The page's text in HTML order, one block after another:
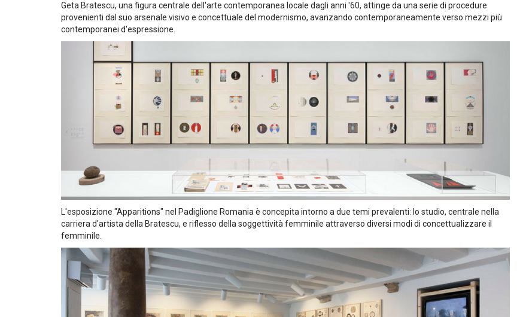
Geta Bratescu, una figura centrale dell'arte contemporanea locale dagli anni '60, attinge da una serie di procedure
provenienti dal suo arsenale visivo e concettuale del modernismo, avanzando contemporaneamente verso mezzi più
contemporanei d'espressione.
L'esposizione "Apparitions" nel Padiglione Romania è concepita intorno a due temi prevalenti: lo studio, centrale nella
carriera d'artista della Bratescu, e riflesso della soggettività femminile attraverso diversi modi di concettualizzare il
femminile.